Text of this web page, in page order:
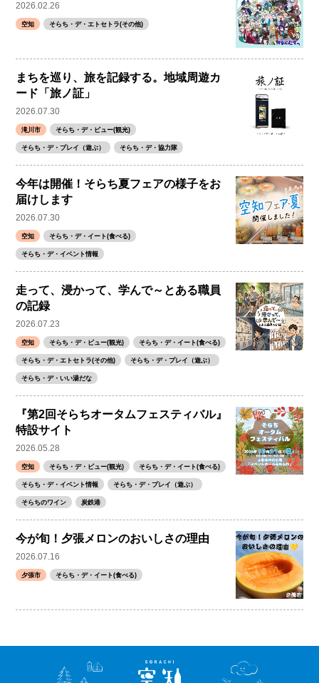
2026.02.26
空知 そらち・デ・エトセトラ(その他)
まちを巡り、旅を記録する。地域周遊カ
ード「旅ノ証」
2026.07.30
滝川市 そらち・デ・ビュー(観光)
そらち・デ・プレイ（遊ぶ） そらち・デ・協力隊
今年は開催！そらち夏フェアの様子をお
届けします
2026.07.30
空知 そらち・デ・イート(食べる)
そらち・デ・イベント情報
走って、浸かって、学んで～とある職員
の記録
2026.07.23
空知 そらち・デ・ビュー(観光) そらち・デ・イート(食べる)
そらち・デ・エトセトラ(その他) そらち・デ・プレイ（遊ぶ）
そらち・デ・いい湯だな
『第2回そらちオータムフェスティバル』
特設サイト
2026.05.28
空知 そらち・デ・ビュー(観光) そらち・デ・イート(食べる)
そらち・デ・イベント情報 そらち・デ・プレイ（遊ぶ）
そらちのワイン 炭鉄港
今が旬！夕張メロンのおいしさの理由
2026.07.16
夕張市 そらち・デ・イート(食べる)